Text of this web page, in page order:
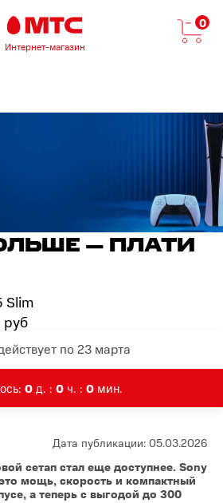
Интернет-магазин
0
— ПЛАТИ
Slim
по 23 марта
0 д. : 0 ч. : 0 мин.
Дата публикации: 05.03.2026
сетап стал еще доступнее. Sony
мощь, скорость и компактный
а теперь с выгодой до 300